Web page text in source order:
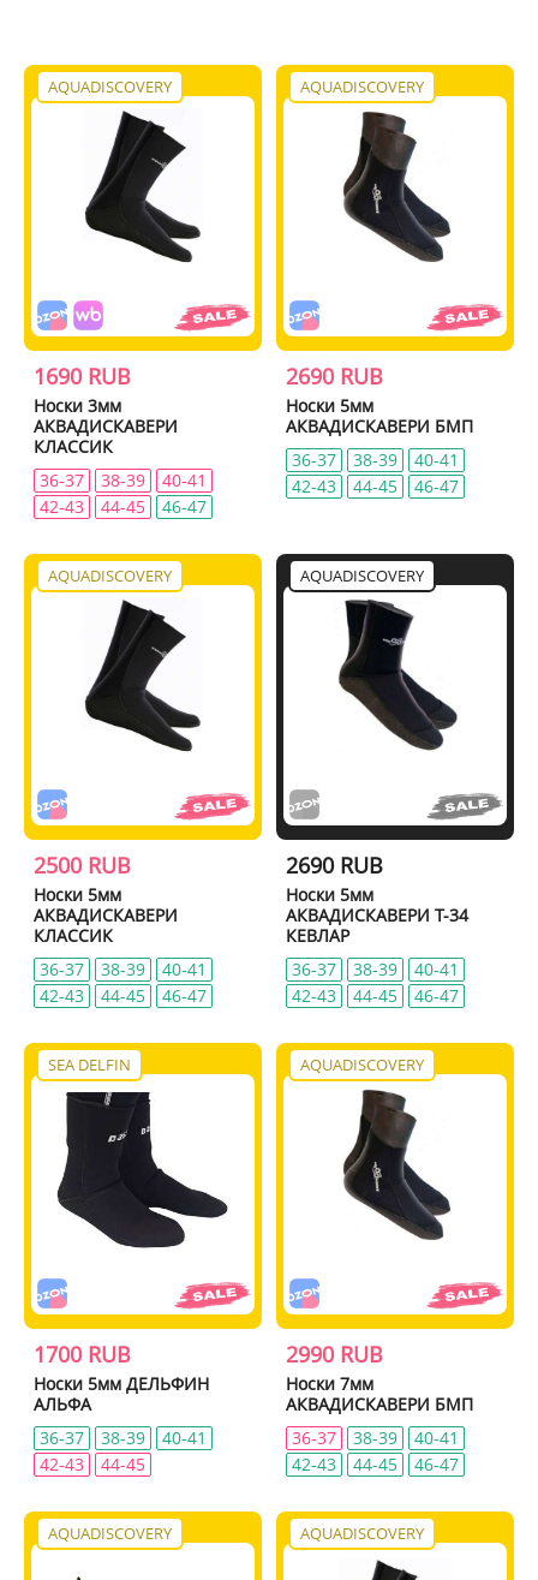
AQUADISCOVERY
1690 RUB
Носки 3мм
АКВАДИСКАВЕРИ
КЛАССИК
36-37
38-39
40-41
42-43
44-45 46-47
AQUADISCOVERY
2690 RUB
Носки 5мм
АКВАДИСКАВЕРИ БМП
36-37
38-39
40-41
42-43
44-45 46-47
AQUADISCOVERY
2500 RUB
Носки 5мм
АКВАДИСКАВЕРИ
КЛАССИК
36-37
38-39
40-41
42-43
44-45 46-47
AQUADISCOVERY
2690 RUB
Носки 5мм
АКВАДИСКАВЕРИ Т-34
КЕВЛАР
36-37
38-39
40-41
42-43
44-45 46-47
SEA DELFIN
1700 RUB
Носки 5мм ДЕЛЬФИН
АЛЬФА
36-37
38-39
40-41
42-43
44-45
AQUADISCOVERY
2990 RUB
Носки 7мм
АКВАДИСКАВЕРИ БМП
36-37
38-39
40-41
42-43
44-45 46-47
AQUADISCOVERY AQUADISCOVERY